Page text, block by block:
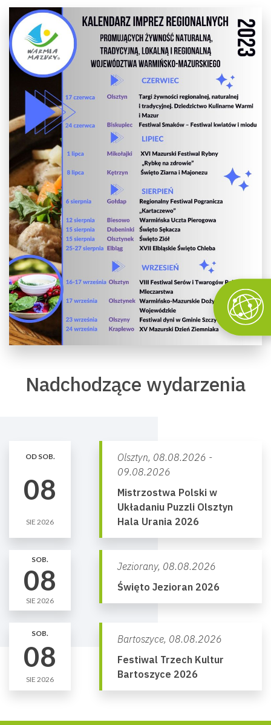
Nadchodzące wydarzenia
OD SOB.
08
SIE 2026
Olsztyn, 08.08.2026 -
09.08.2026
Mistrzostwa Polski w
Układaniu Puzzli Olsztyn
Hala Urania 2026
SOB.
08
SIE 2026
Jeziorany, 08.08.2026
Święto Jezioran 2026
SOB.
08
SIE 2026
Bartoszyce, 08.08.2026
Festiwal Trzech Kultur
Bartoszyce 2026